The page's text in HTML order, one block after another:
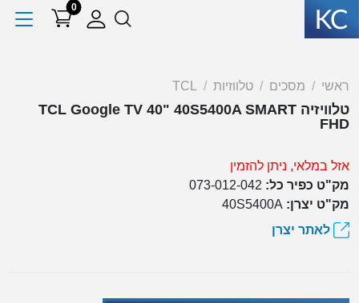
0
ראשי מסכים טלווזיות TCL
טלוויזיה TCL Google TV 40" 40S5400A SMART
FHD
אזל במלאי, ניתן להזמין
מק"ט כפיר כל: 073-012-042
מק"ט יצרן: 40S5400A
לאתר יצרן